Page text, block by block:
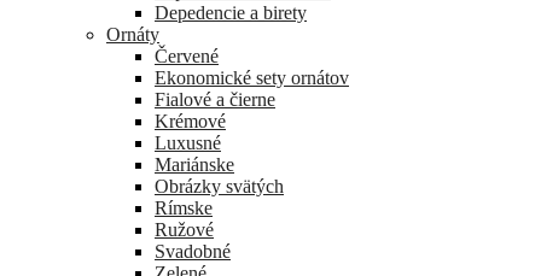
Depedencie a birety
Ornáty
Červené
Ekonomické sety ornátov
Fialové a čierne
Krémové
Luxusné
Mariánske
Obrázky svätých
Rímske
Ružové
Svadobné